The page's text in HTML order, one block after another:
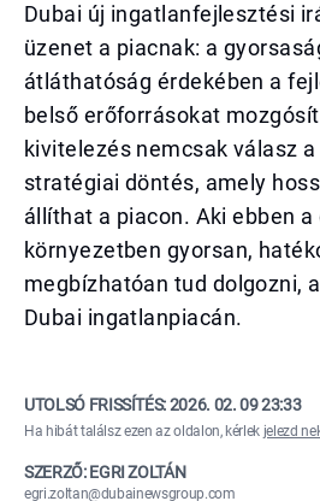
Dubai új ingatlanfejlesztési
üzenet a piacnak: a
átláthatóság érdekében a
belső erőforrásokat
kivitelezés nemcsak válasz
stratégiai döntés, amely
állíthat a piacon. Aki ebben
környezetben gyorsan,
megbízhatóan tud dolgozni,
Dubai ingatlanpiacán.
UTOLSÓ FRISSÍTÉS:2026. 02. 09 23:33
Ha hibát találsz ezen az oldalon, kérlek jelezd
SZERZŐ: EGRI ZOLTÁN
egri.zoltan@dubainewsgroup.com